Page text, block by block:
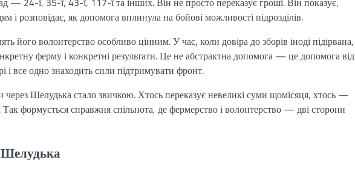
і розповідає, як допомога вплинула на бойові можливості підрозділів.
його волонтерство особливо цінним. У час, коли довіра до зборів іноді підірвана,
ферму і конкретні результати. Це не абстрактна допомога — це допомога від
і все одно знаходить сили підтримувати фронт.
через Шелудька стало звичкою. Хтось переказує невеликі суми щомісяця, хтось —
формується справжня спільнота, де фермерство і волонтерство — дві сторони
Шелудька